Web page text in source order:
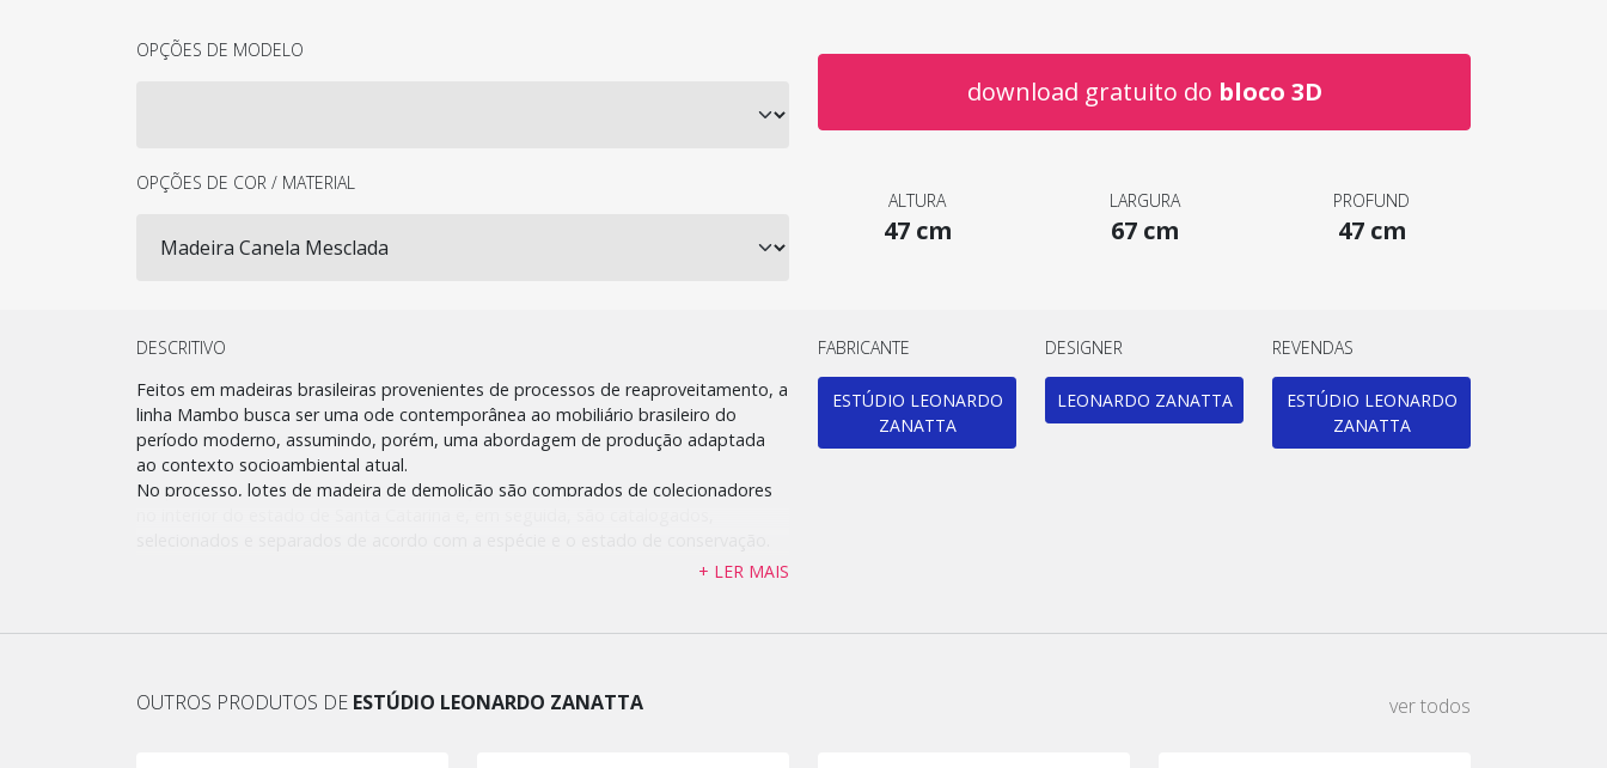
OPÇÕES DE MODELO
OPÇÕES DE COR / MATERIAL
download gratuito do bloco 3D
ALTURA
47 cm
LARGURA
67 cm
PROFUND
47 cm
DESCRITIVO
Feitos em madeiras brasileiras provenientes de processos de reaproveitamento, a
linha Mambo busca ser uma ode contemporânea ao mobiliário brasileiro do
período moderno, assumindo, porém, uma abordagem de produção adaptada
ao contexto socioambiental atual.
No processo, lotes de madeira de demolição são comprados de colecionadores
Dessa forma, conseguimos diminuir o impacto ecológico da cadeia produtiva,
+ LER MAIS
FABRICANTE
ESTÚDIO LEONARDO
ZANATTA
DESIGNER
LEONARDO ZANATTA
REVENDAS
ESTÚDIO LEONARDO
ZANATTA
OUTROS PRODUTOS DE ESTÚDIO LEONARDO ZANATTA ver todos